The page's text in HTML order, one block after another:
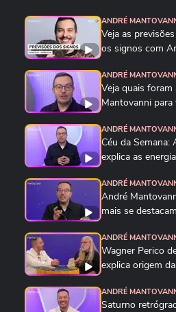
Quer participar do Terra
vídeo com sua pergunta,
nascimento e de onde é,
WhatsApp: (11) 95570-
Curso Jogue Tarô Para
https://servicos.terra.com.br/
online/terra-voce/curso-de-
ANDRÉ
Veja as
os signos com
ANDRÉ
Veja quais
Mantovanni para
ANDRÉ
Céu da
explica as
ANDRÉ
André
mais se
ANDRÉ
Wagner Perico
explica origem
ANDRÉ
Saturno